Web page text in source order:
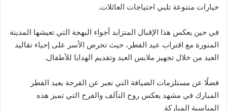
خيارات متنوعة تلبي احتياجات العائلات.
في حين يعكس هذا الإقبال المتزايد أجواء البهجة التي تعيشها المدينة
المنورة مع اقتراب عيد الفطر، حيث تحرص الأسر على إحياء تقاليد
العيد من خلال تجهيز ملابس العيد وتقديم الهدايا للأطفال.
فضلًا عن مستلزمات الضيافة التي تعبر عن الفرحة بعيد الفطر
المبارك في مشهد يعكس روح التآلف والفرح التي تميز هذه
المناسبة المباركة